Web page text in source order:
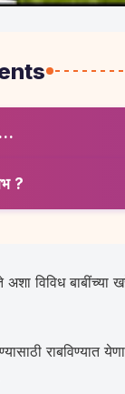
?
बाबींच्या
राबविण्यात